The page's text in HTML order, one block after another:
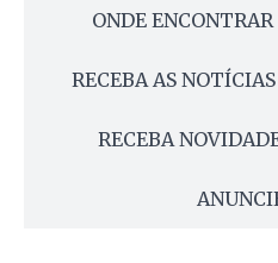
ONDE
RECEBA AS
RECEBA